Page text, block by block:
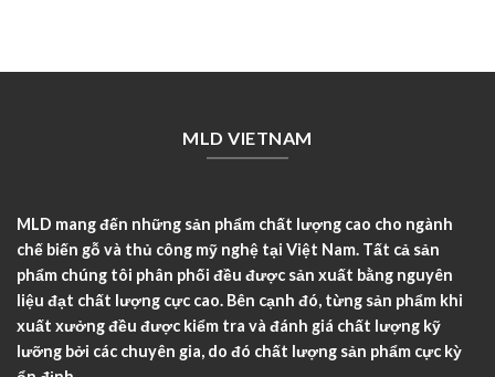
MLD VIETNAM
MLD mang đến những sản phẩm chất lượng cao cho ngành
chế biến gỗ và thủ công mỹ nghệ tại Việt Nam. Tất cả sản
phẩm chúng tôi phân phối đều được sản xuất bằng nguyên
liệu đạt chất lượng cực cao. Bên cạnh đó, từng sản phẩm khi
xuất xưởng đều được kiểm tra và đánh giá chất lượng kỹ
lưỡng bởi các chuyên gia, do đó chất lượng sản phẩm cực kỳ